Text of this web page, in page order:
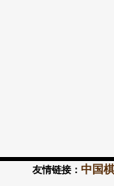
友情链接： 中国